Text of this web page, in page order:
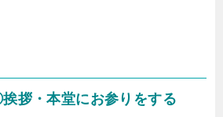
拶・本堂にお参りをする